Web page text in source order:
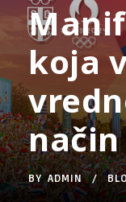
koja
BY ADMIN